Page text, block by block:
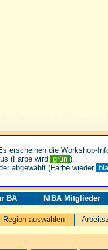
BA NIBA Mitglieder
Region auswählen
erscheinen die Workshop-
(Farbe wird grün ).
abgewählt (Farbe wieder